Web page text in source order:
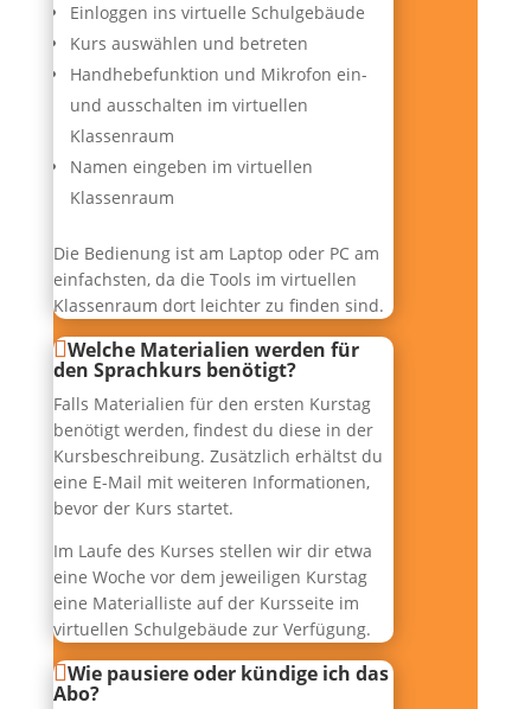
Einloggen ins virtuelle Schulgebäude
Kurs auswählen und betreten
Handhebefunktion und Mikrofon ein-
und ausschalten im virtuellen
Klassenraum
Namen eingeben im virtuellen
Klassenraum
Die Bedienung ist am Laptop oder PC am
einfachsten, da die Tools im virtuellen
Klassenraum dort leichter zu finden sind.
Welche Materialien werden für
den Sprachkurs benötigt?
Falls Materialien für den ersten Kurstag
benötigt werden, findest du diese in der
Kursbeschreibung. Zusätzlich erhältst du
eine E-Mail mit weiteren Informationen,
bevor der Kurs startet.
Im Laufe des Kurses stellen wir dir etwa
eine Woche vor dem jeweiligen Kurstag
eine Materialliste auf der Kursseite im
virtuellen Schulgebäude zur Verfügung.
Wie pausiere oder kündige ich das
Abo?